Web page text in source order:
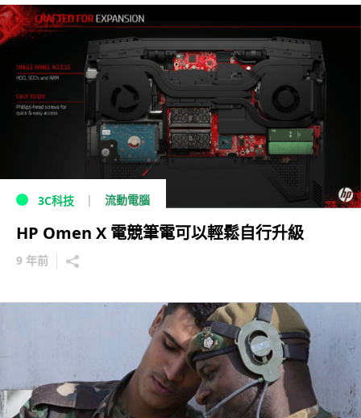
3C科技 流動電腦
HP Omen X 電競筆電可以輕鬆自行升級
9 年前